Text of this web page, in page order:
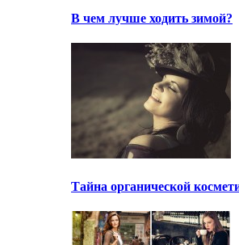
В чем лучше ходить зимой?
Тайна органической